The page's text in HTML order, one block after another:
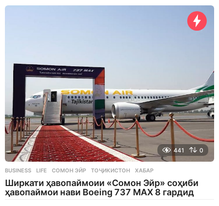
a
441 0
BUSINESS ,LIFE СОМОН ЭЙР ,ТОҶИКИСТОН ,ХАБАР
Ширкати ҳавопаймоии «Сомон Эйр» соҳиби
ҳавопаймои нави Boeing 737 MAX 8 гардид